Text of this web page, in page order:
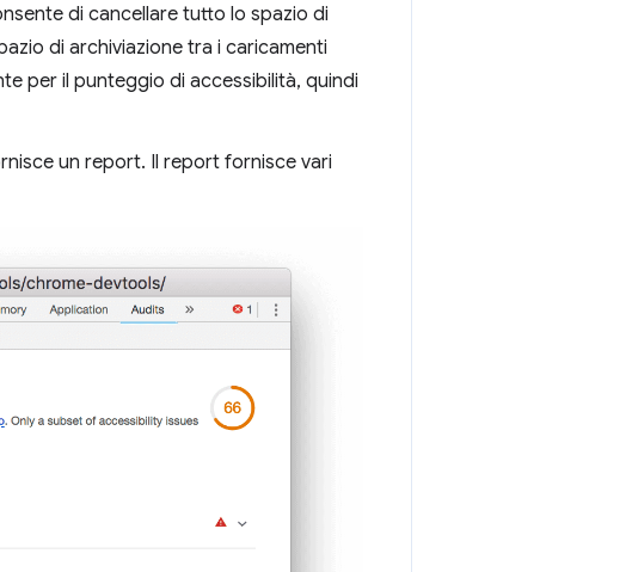
di cancellare tutto lo spazio di
di archiviazione tra i caricamenti
per il punteggio di accessibilità, quindi
un report. Il report fornisce vari